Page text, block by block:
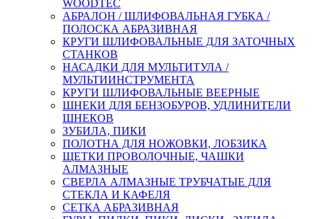
WOODTEC
АБРАЛОН / ШЛИФОВАЛЬНАЯ ГУБКА /
ПОЛОСКА АБРАЗИВНАЯ
КРУГИ ШЛИФОВАЛЬНЫЕ ДЛЯ ЗАТОЧНЫХ
СТАНКОВ
НАСАДКИ ДЛЯ МУЛЬТИТУЛА /
МУЛЬТИИНСТРУМЕНТА
КРУГИ ШЛИФОВАЛЬНЫЕ ВЕЕРНЫЕ
ШНЕКИ ДЛЯ БЕНЗОБУРОВ, УДЛИНИТЕЛИ
ШНЕКОВ
ЗУБИЛА, ПИКИ
ПОЛОТНА ДЛЯ НОЖОВКИ, ЛОБЗИКА
ЩЕТКИ ПРОВОЛОЧНЫЕ, ЧАШКИ
АЛМАЗНЫЕ
СВЕРЛА АЛМАЗНЫЕ ТРУБЧАТЫЕ ДЛЯ
СТЕКЛА И КАФЕЛЯ
СЕТКА АБРАЗИВНАЯ